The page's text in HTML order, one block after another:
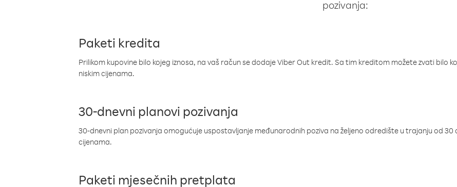
pozivanja:
Paketi kredita
Prilikom kupovine bilo kojeg iznosa, na vaš račun se dodaje Viber Out kredit. Sa tim kreditom možete zvati bilo
niskim cijenama.
30-dnevni planovi pozivanja
30-dnevni plan pozivanja omogućuje uspostavljanje međunarodnih poziva na željeno odredište u trajanju od 30
cijenama.
Paketi mjesečnih pretplata